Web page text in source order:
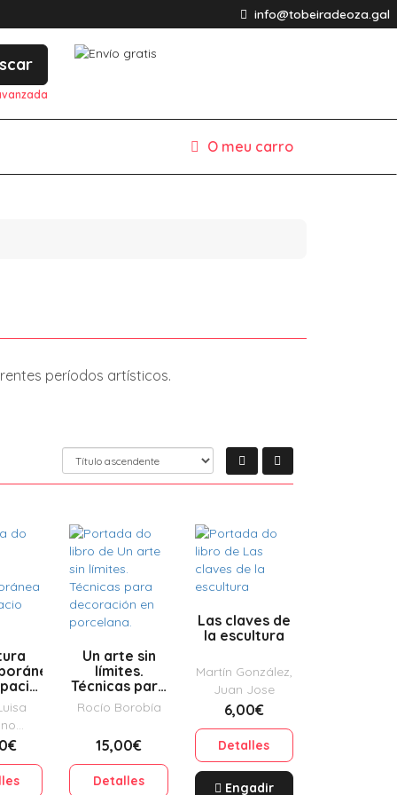
info@tobeiradeoza.gal
O meu carro
períodos artísticos.
Un arte sin
límites.
Técnicas para
decoración
en porcelana.
Rocío Borobía
15,00€
Detalles
Las claves de
la escultura
Martín González,
Juan Jose
6,00€
Detalles
Engadir